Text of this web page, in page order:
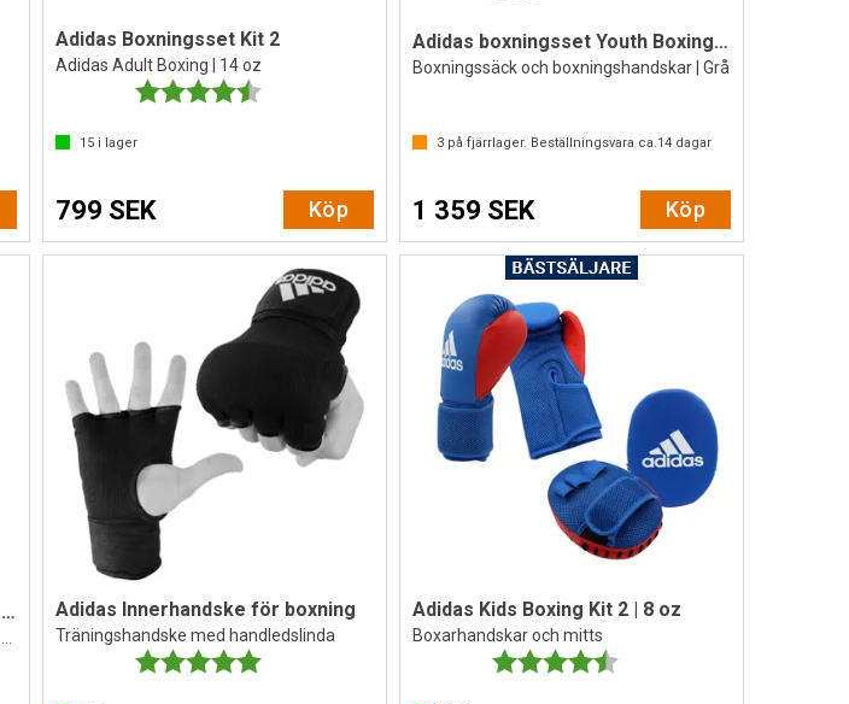
Adidas Boxningsset Kit 2
Adidas Adult Boxing | 14 oz
Betyg:
15 i lager
799 SEK Köp
Adidas boxningsset Youth Boxing Kit 8 oz
Boxningssäck och boxningshandskar | Grå
3 på fjärrlager. Beställningsvara ca.14 dagar
1 359 SEK Köp
Adidas boxningsset Youth Boxing Kit 8 oz
Boxningssäck och boxningshandskar | Grön
Adidas Innerhandske för boxning
Träningshandske med handledslinda
Betyg:
Adidas Kids Boxing Kit 2 | 8 oz
Boxarhandskar och mitts
Betyg: